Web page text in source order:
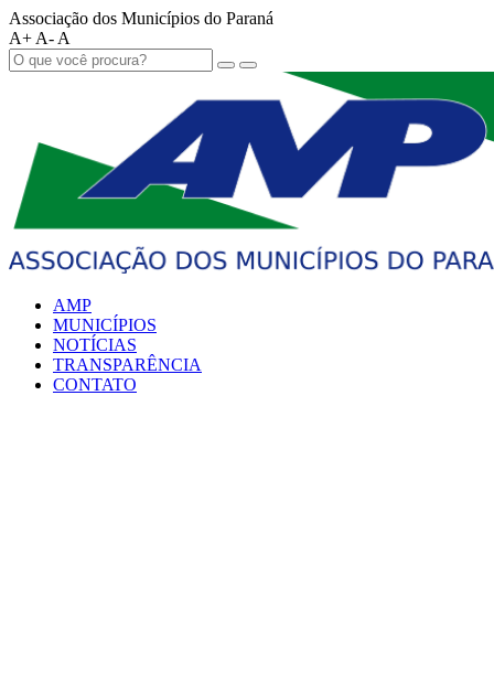
Associação dos Municípios do Paraná
A+ A- A
AMP
MUNICÍPIOS
NOTÍCIAS
TRANSPARÊNCIA
CONTATO